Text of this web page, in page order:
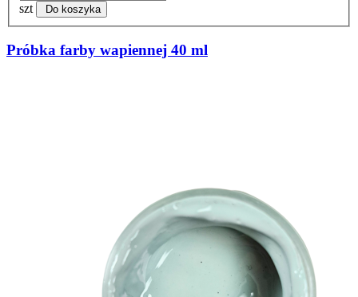
szt Do koszyka
Próbka farby wapiennej 40 ml